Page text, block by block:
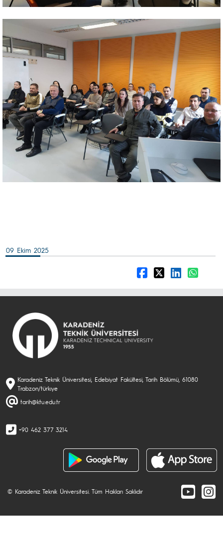
09 Ekim 2025
Karadeniz Teknik Üniversitesi, Edebiyat Fakültesi, Tarih Bölümü, 61080
Trabzon/türkıye
tarih@ktu.edu.tr
+90 462 377 3214
© Karadeniz Teknik Üniversitesi. Tüm Hakları Saklıdır